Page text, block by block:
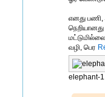
எனது
வழி, பெர
elephant-